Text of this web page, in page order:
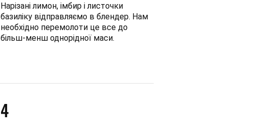
Нарізані лимон, імбир і листочки
базиліку відправляємо в блендер. Нам
необхідно перемолоти це все до
більш-менш однорідної маси.
4